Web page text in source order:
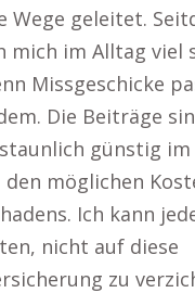
Wege geleitet.
mich im Alltag viel
Missgeschicke
Die Beiträge
günstig im
den möglichen
Ich kann
nicht auf diese
zu